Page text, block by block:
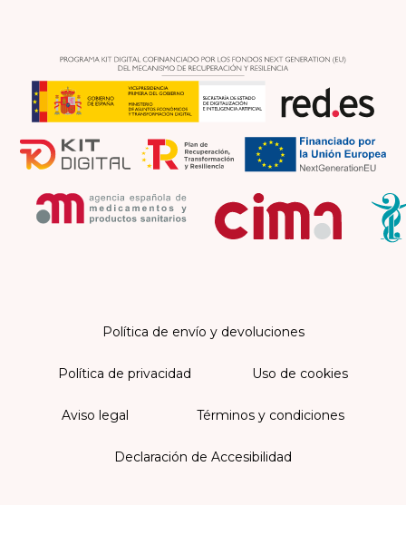
Política de envío y devoluciones
Política de privacidad Uso de cookies
Aviso legal Términos y condiciones
Declaración de Accesibilidad